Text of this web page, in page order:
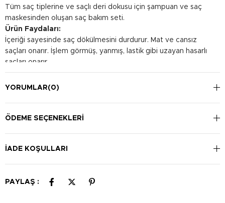
Tüm saç tiplerine ve saçlı deri dokusu için şampuan ve saç
maskesinden oluşan saç bakım seti.
Ürün Faydaları:
İçeriği sayesinde saç dökülmesini durdurur. Mat ve cansız
saçları onarır. İşlem görmüş, yanmış, lastik gibi uzayan hasarlı
saçları onarır.
Kullanım Şekli:
Saç bakım maskesi: Nemli saçınıza kökten uca masaj yaparak
durulayınız. Gerektiği takdirde iki kez uygulayınız.
YORUMLAR(0)
ÖDEME SEÇENEKLERI
İADE KOŞULLARI
PAYLAŞ :